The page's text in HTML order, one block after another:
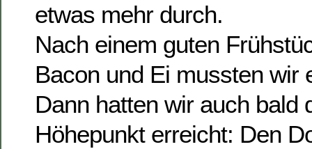
etwas mehr durch.
Nach einem guten
Bacon und Ei mussten wir
Dann hatten wir auch bald
Höhepunkt erreicht: Den